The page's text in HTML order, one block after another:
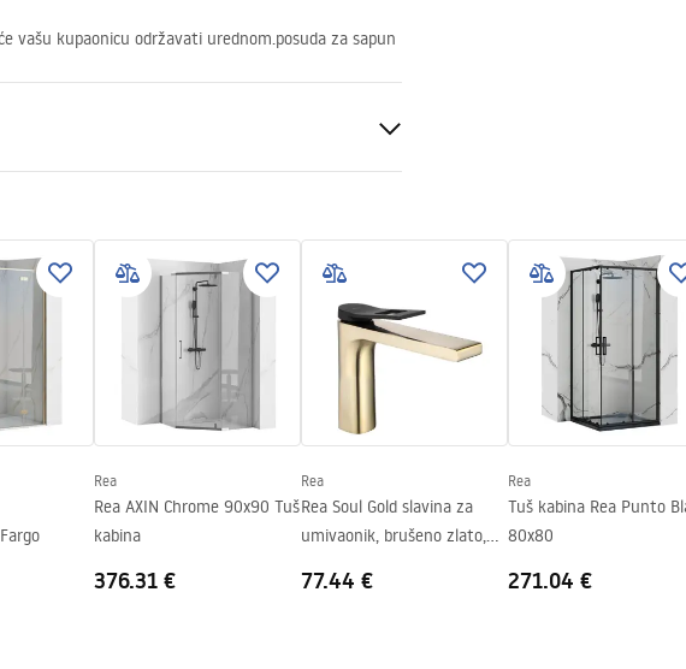
vašu kupaonicu održavati urednom.posuda za sapun
Samolepljiv
Duo
Rea
Rea AXIN Chrome 90x90 Tuš
kabina
376.31 €
Rea
Rea Soul Gold slavina za
umivaonik, brušeno zlato,
77.44 €
Rea
Tuš kabina Rea Punto
80x80
271.04 €